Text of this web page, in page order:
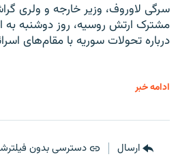
سرگی لاوروف، وزیر خارجه و ولری
مشترک ارتش روسیه، روز دوشنبه به
درباره تحولات سوریه با مقام‌های
ادامه خبر
ارسال دسترسی بدون